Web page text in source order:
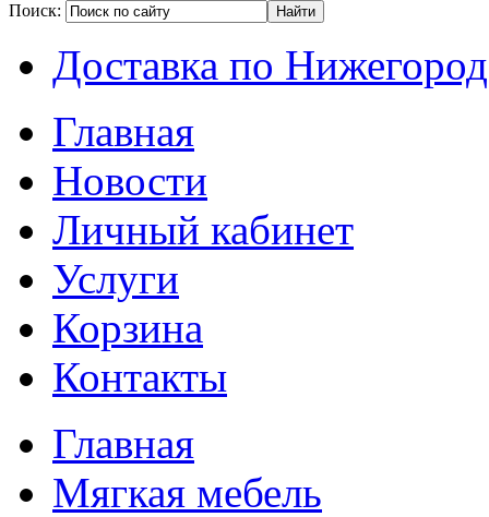
Поиск:
Доставка по
Главная
Новости
Личный кабинет
Услуги
Корзина
Контакты
Главная
Мягкая мебель